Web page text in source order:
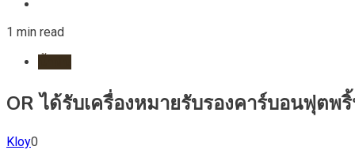
1 min read
OR ได้รับเครื่องหมายรับรองคาร์บอนฟุต
Kloy0